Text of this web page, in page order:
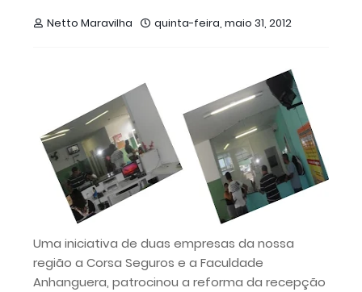
Netto Maravilha quinta-feira, maio 31, 2012
Uma iniciativa de duas empresas da nossa
região a Corsa Seguros e a Faculdade
Anhanguera, patrocinou a reforma da recepção